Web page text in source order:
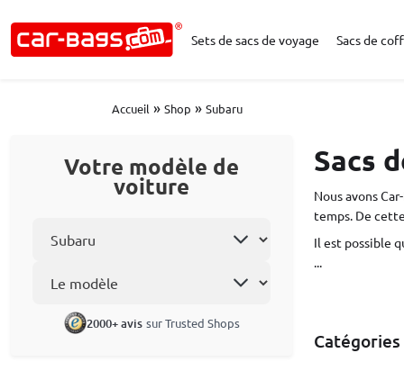
Sets de sacs de voyage Sacs de
Accueil » Shop » Subaru
Votre modèle de
voiture
2000+ avis sur Trusted Shops
Sacs
Nous avons
temps. De
Il est possible
...